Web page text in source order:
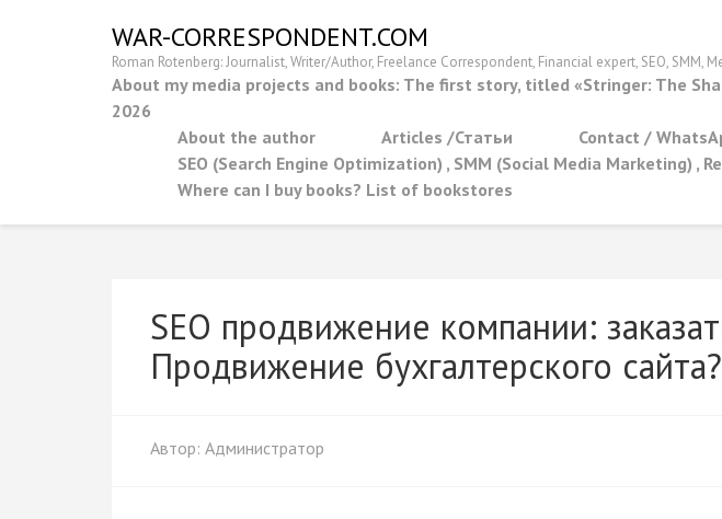
WAR-CORRESPONDENT.COM
Roman Rotenberg: Journalist, Writer/Author, Freelance Correspondent, Financial expert, SEO, SMM,
About my media projects and books: The first story, titled «Stringer: The
2026
About the author
Articles /Статьи
Contact /
SEO (Search Engine Optimization) , SMM (Social Media Marketing) ,
Where can I buy books? List of bookstores
SEO продвижение компании:
Продвижение бухгалтерского сайта?
Автор: Администратор